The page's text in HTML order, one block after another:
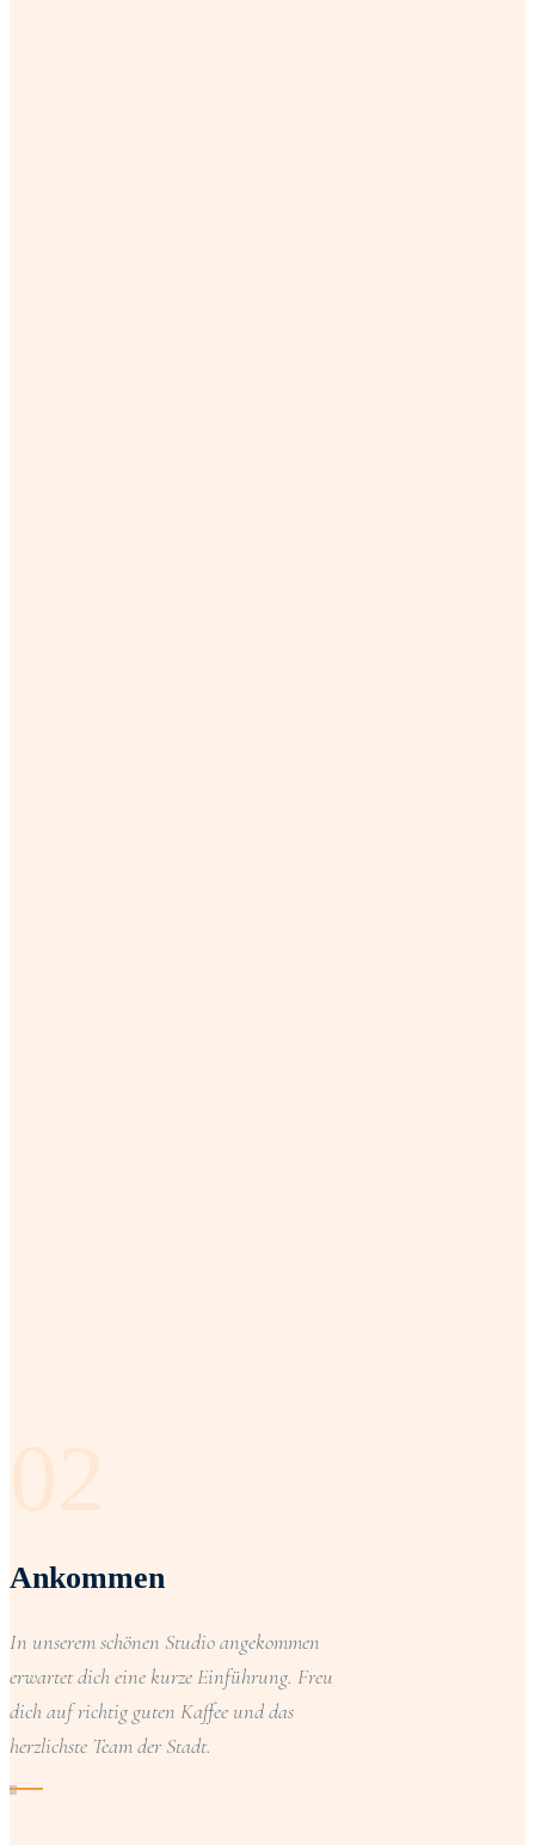
Ankommen
In unserem schönen Studio angekommen
erwartet dich eine kurze Einführung. Freu
dich auf richtig guten Kaffee und das
herzlichste Team der Stadt.